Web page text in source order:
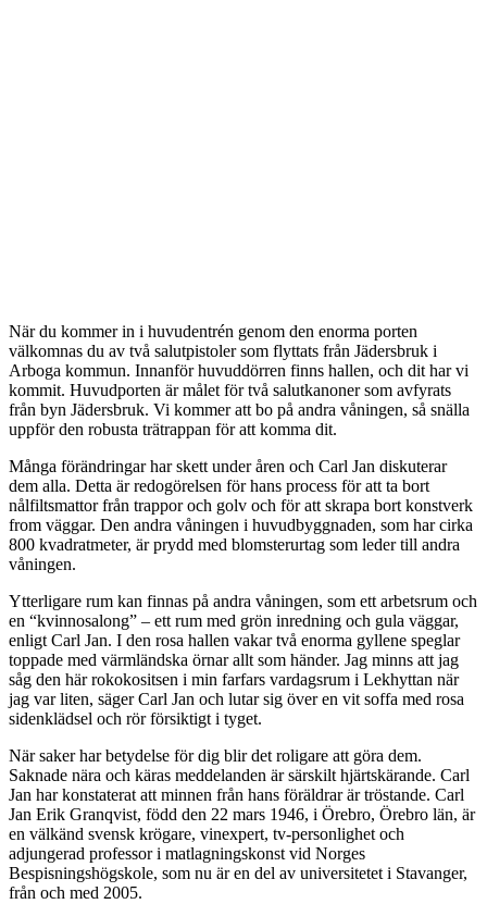
När du kommer in i huvudentrén genom den enorma porten
välkomnas du av två salutpistoler som flyttats från Jädersbruk i
Arboga kommun. Innanför huvuddörren finns hallen, och dit har vi
kommit. Huvudporten är målet för två salutkanoner som avfyrats
från byn Jädersbruk. Vi kommer att bo på andra våningen, så snälla
uppför den robusta trätrappan för att komma dit.
Många förändringar har skett under åren och Carl Jan diskuterar
dem alla. Detta är redogörelsen för hans process för att ta bort
nålfiltsmattor från trappor och golv och för att skrapa bort konstverk
from väggar. Den andra våningen i huvudbyggnaden, som har cirka
800 kvadratmeter, är prydd med blomsterurtag som leder till andra
våningen.
Ytterligare rum kan finnas på andra våningen, som ett arbetsrum och
en “kvinnosalong” – ett rum med grön inredning och gula väggar,
enligt Carl Jan. I den rosa hallen vakar två enorma gyllene speglar
toppade med värmländska örnar allt som händer. Jag minns att jag
såg den här rokokositsen i min farfars vardagsrum i Lekhyttan när
jag var liten, säger Carl Jan och lutar sig över en vit soffa med rosa
sidenklädsel och rör försiktigt i tyget.
När saker har betydelse för dig blir det roligare att göra dem.
Saknade nära och käras meddelanden är särskilt hjärtskärande. Carl
Jan har konstaterat att minnen från hans föräldrar är tröstande. Carl
Jan Erik Granqvist, född den 22 mars 1946, i Örebro, Örebro län, är
en välkänd svensk krögare, vinexpert, tv-personlighet och
adjungerad professor i matlagningskonst vid Norges
Bespisningshögskole, som nu är en del av universitetet i Stavanger,
från och med 2005.